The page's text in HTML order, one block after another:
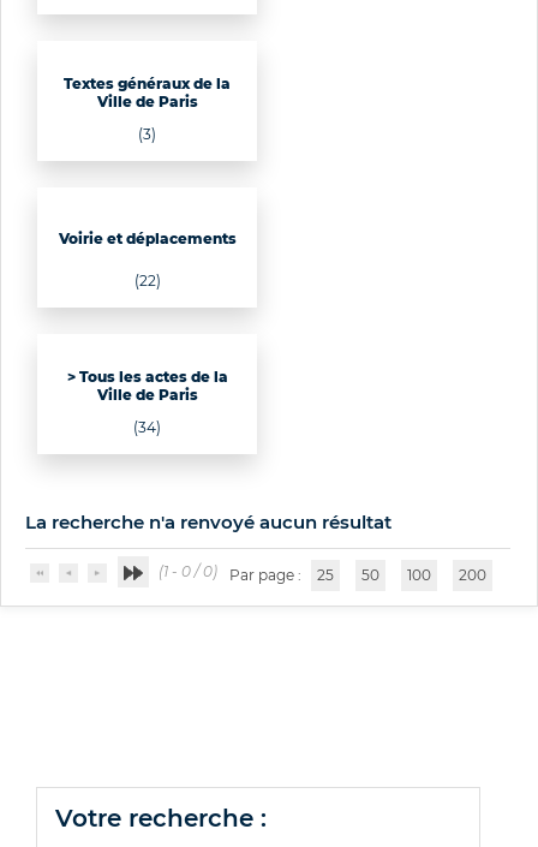
Textes généraux de la
Ville de Paris
(3)
Voirie et déplacements
(22)
> Tous les actes de la
Ville de Paris
(34)
La recherche n'a renvoyé aucun résultat
(1 - 0 / 0) Par page : 25 50 100 200
votre recherche :